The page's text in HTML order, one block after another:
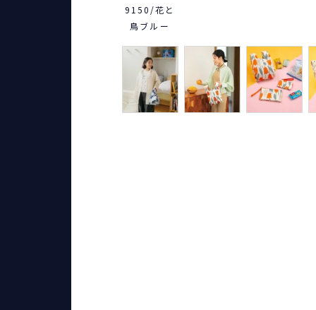
9150/花と
鳥ブルー